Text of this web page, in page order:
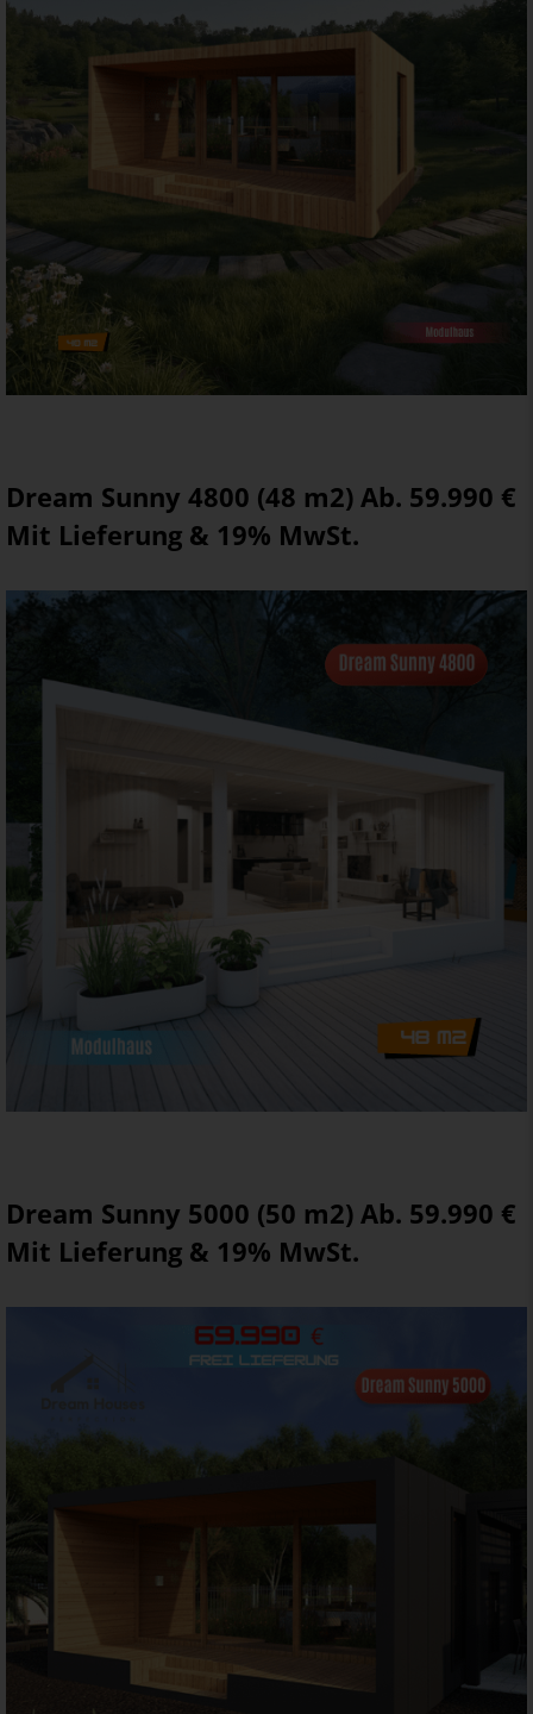
Dream Sunny 4800 (48 m2) Ab. 59.990 €
Mit Lieferung & 19% MwSt.
Dream Sunny 5000 (50 m2) Ab. 59.990 €
Mit Lieferung & 19% MwSt.